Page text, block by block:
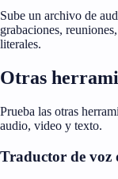
Sube un archivo de
grabaciones,
literales.
Otras
Prueba las otras
audio, video y texto.
Traductor de voz